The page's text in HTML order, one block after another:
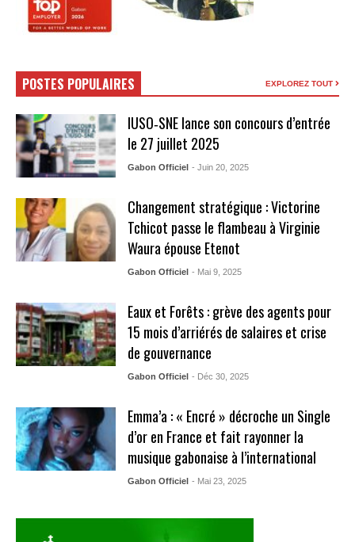
POSTES POPULAIRES EXPLOREZ TOUT
IUSO‑SNE lance son concours d’entrée
le 27 juillet 2025
Gabon Officiel - Juin 20, 2025
Changement stratégique : Victorine
Tchicot passe le flambeau à Virginie
Waura épouse Etenot
Gabon Officiel - Mai 9, 2025
Eaux et Forêts : grève des agents pour
15 mois d’arriérés de salaires et crise
de gouvernance
Gabon Officiel - Déc 30, 2025
Emma’a : « Encré » décroche un Single
d’or en France et fait rayonner la
musique gabonaise à l’international
Gabon Officiel - Mai 23, 2025